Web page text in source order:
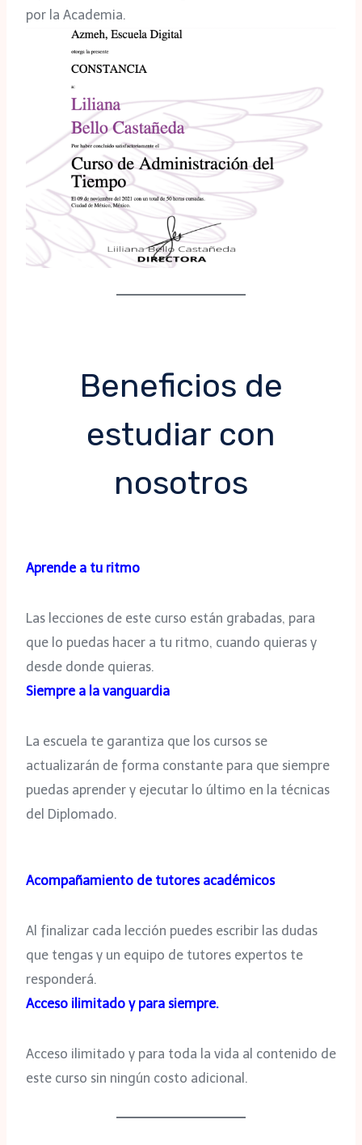
por la Academia.
Beneficios de
estudiar con
nosotros
Aprende a tu ritmo
Las lecciones de este curso están grabadas, para
que lo puedas hacer a tu ritmo, cuando quieras y
desde donde quieras.
Siempre a la vanguardia
La escuela te garantiza que los cursos se
actualizarán de forma constante para que siempre
puedas aprender y ejecutar lo último en la técnicas
del Diplomado.
Acompañamiento de tutores académicos
Al finalizar cada lección puedes escribir las dudas
que tengas y un equipo de tutores expertos te
responderá.
Acceso ilimitado y para siempre.
Acceso ilimitado y para toda la vida al contenido de
este curso sin ningún costo adicional.